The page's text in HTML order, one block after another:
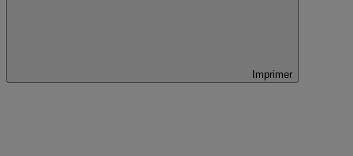
Imprimer